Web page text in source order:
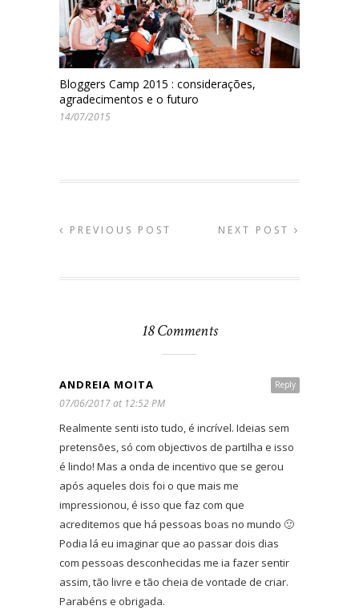
Bloggers Camp 2015 : considerações,
agradecimentos e o futuro
14/07/2015
PREVIOUS POST NEXT POST
18 Comments
Reply
ANDREIA MOITA
07/06/2017 at 12:52 PM
Realmente senti isto tudo, é incrível. Ideias sem
pretensões, só com objectivos de partilha e isso
é lindo! Mas a onda de incentivo que se gerou
após aqueles dois foi o que mais me
impressionou, é isso que faz com que
acreditemos que há pessoas boas no mundo 🙂
Podia lá eu imaginar que ao passar dois dias
com pessoas desconhecidas me ia fazer sentir
assim, tão livre e tão cheia de vontade de criar.
Parabéns e obrigada.